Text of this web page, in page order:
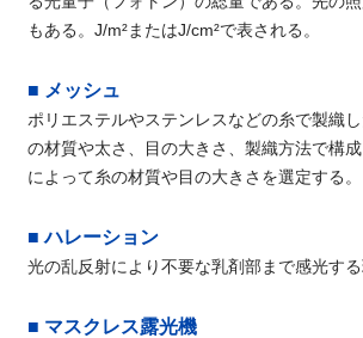
もある。J/m²またはJ/cm²で表される。
■ メッシュ
ポリエステルやステンレスなどの糸で製織
の材質や太さ、目の大きさ、製織方法で構
によって糸の材質や目の大きさを選定する。
■ ハレーション
光の乱反射により不要な乳剤部まで感光する
■ マスクレス露光機